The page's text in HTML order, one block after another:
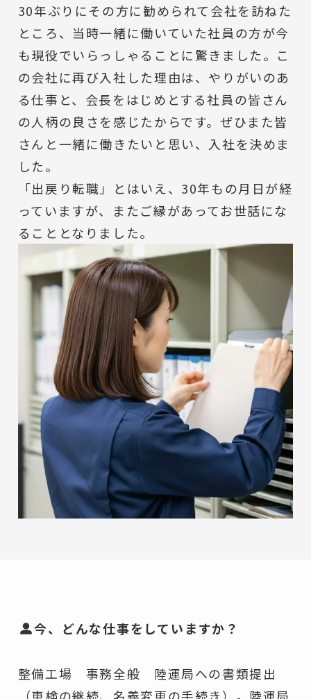
30年ぶりにその方に勧められて会社を訪ねた
ところ、当時一緒に働いていた社員の方が今
も現役でいらっしゃることに驚きました。こ
の会社に再び入社した理由は、やりがいのあ
る仕事と、会長をはじめとする社員の皆さん
の人柄の良さを感じたからです。ぜひまた皆
さんと一緒に働きたいと思い、入社を決めま
した。
「出戻り転職」とはいえ、30年もの月日が経
っていますが、またご縁があってお世話にな
ることとなりました。
今、どんな仕事をしていますか？
整備工場 事務全般 陸運局への書類提出
（車検の継続、名義変更の手続き）。陸運局